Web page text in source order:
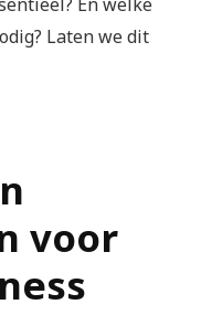
Laten we dit
voor